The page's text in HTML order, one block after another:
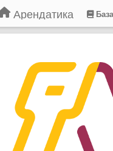
Арендатика